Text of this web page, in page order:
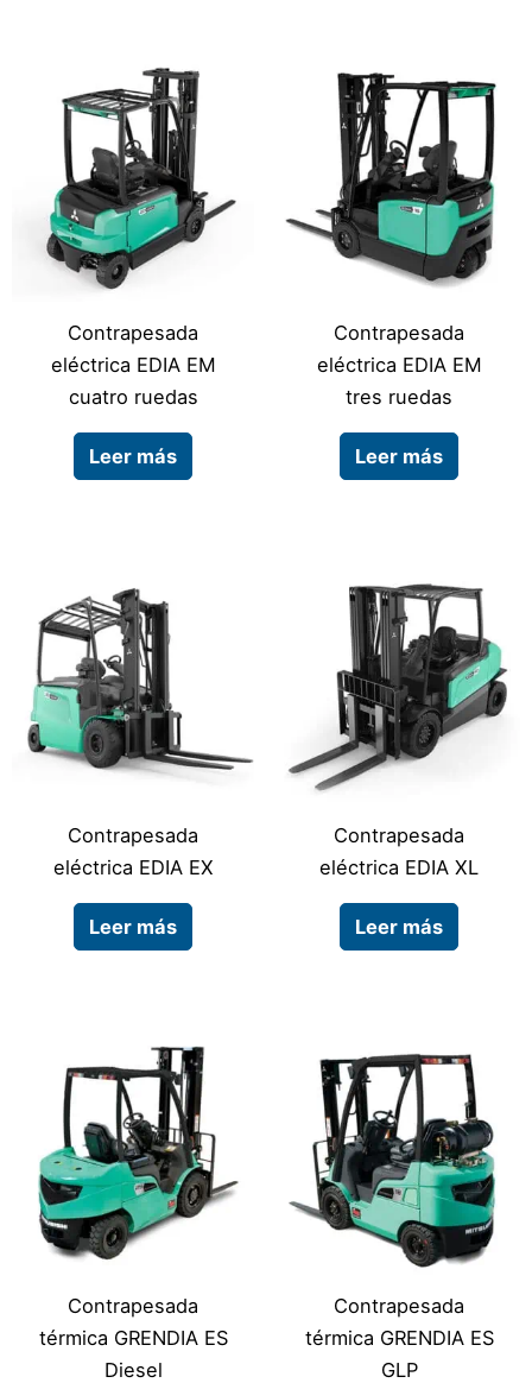
Contrapesada
eléctrica EDIA EM
cuatro ruedas
Leer más
Contrapesada
eléctrica EDIA EM
tres ruedas
Leer más
Contrapesada
eléctrica EDIA EX
Leer más
Contrapesada
eléctrica EDIA XL
Leer más
Contrapesada
térmica GRENDIA ES
Diesel
Contrapesada
térmica GRENDIA ES
GLP